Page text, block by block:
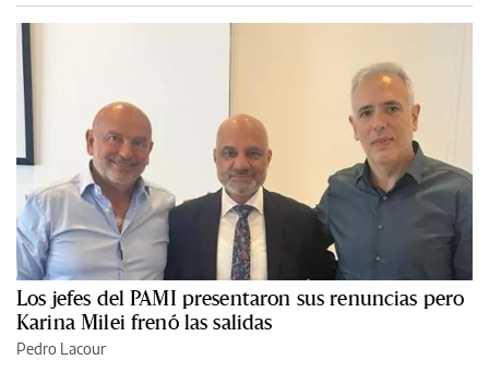
Los jefes del PAMI presentaron sus renuncias pero
Karina Milei frenó las salidas
Pedro Lacour